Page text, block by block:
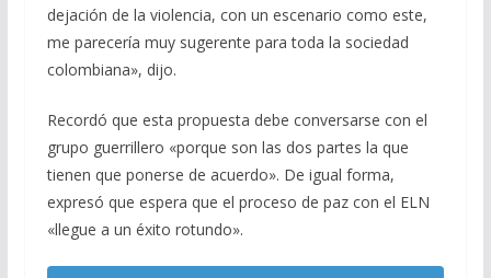
dejación de la violencia, con un escenario como este,
me parecería muy sugerente para toda la sociedad
colombiana», dijo.
Recordó que esta propuesta debe conversarse con el
grupo guerrillero «porque son las dos partes la que
tienen que ponerse de acuerdo». De igual forma,
expresó que espera que el proceso de paz con el ELN
«llegue a un éxito rotundo».